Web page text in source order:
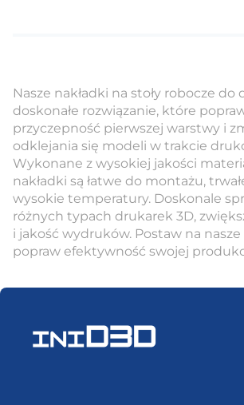
Nasze nakładki na stoły robocze
doskonałe rozwiązanie, które
przyczepność pierwszej warstwy i
odklejania się modeli w trakcie
Wykonane z wysokiej jakości
nakładki są łatwe do montażu,
wysokie temperatury. Doskonale
różnych typach drukarek 3D,
i jakość wydruków. Postaw na nasze
popraw efektywność swojej